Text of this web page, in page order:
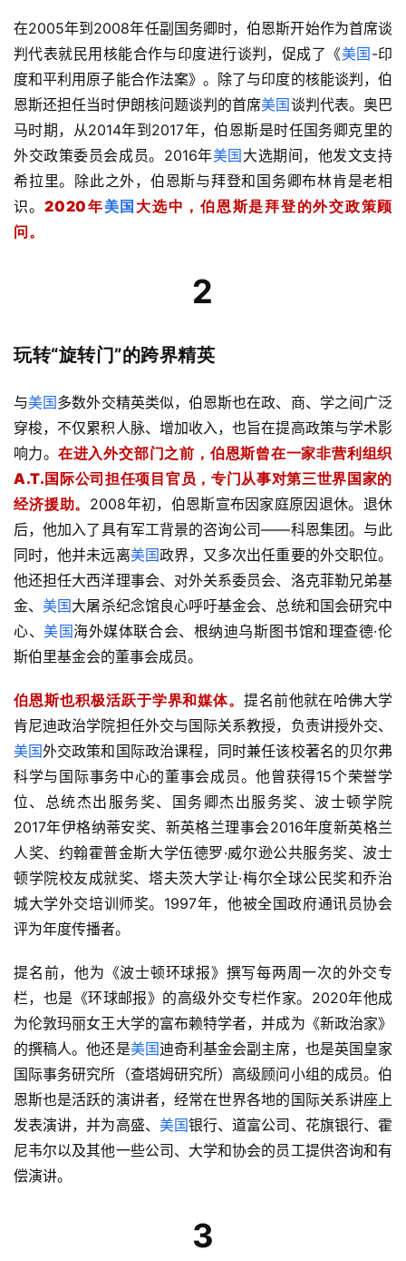
在2005年到2008年任副国务卿时，伯恩斯开始作为首席谈
判代表就民用核能合作与印度进行谈判，促成了《美国 -印
度和平利用原子能合作法案》。除了与印度的核能谈判，伯
恩斯还担任当时伊朗核问题谈判的首席美国谈判代表。奥巴
马时期，从2014年到2017年，伯恩斯是时任国务卿克里的
外交政策委员会成员。2016年美国 大选期间，他发文支持
希拉里。除此之外，伯恩斯与拜登和国务卿布林肯是老相
识。2020年美国 大选中，伯恩斯是拜登的外交政策顾
问。
2
玩转“旋转门”的跨界精英
与美国多数外交精英类似，伯恩斯也在政、商、学之间广泛
穿梭，不仅累积人脉、增加收入，也旨在提高政策与学术影
响力。 在进入外交部门之前，伯恩斯曾在一家非营利组织
A.T.国际公司担任项目官员，专门从事对第三世界国家的
经济援助。 2008年初，伯恩斯宣布因家庭原因退休。退休
后，他加入了具有军工背景的咨询公司——科恩集团。与此
同时，他并未远离美国政界，又多次出任重要的外交职位。
他还担任大西洋理事会、对外关系委员会、洛克菲勒兄弟基
金、美国大屠杀纪念馆良心呼吁基金会、总统和国会研究中
心、美国海外媒体联合会、根纳迪乌斯图书馆和理查德·伦
斯伯里基金会的董事会成员。
伯恩斯也积极活跃于学界和媒体。提名前他就在哈佛大学
肯尼迪政治学院担任外交与国际关系教授，负责讲授外交、
美国外交政策和国际政治课程，同时兼任该校著名的贝尔弗
科学与国际事务中心的董事会成员。他曾获得15个荣誉学
位、总统杰出服务奖、国务卿杰出服务奖、波士顿学院
2017年伊格纳蒂安奖、新英格兰理事会2016年度新英格兰
人奖、约翰霍普金斯大学伍德罗·威尔逊公共服务奖、波士
顿学院校友成就奖、塔夫茨大学让·梅尔全球公民奖和乔治
城大学外交培训师奖。1997年，他被全国政府通讯员协会
评为年度传播者。
提名前，他为《波士顿环球报》撰写每两周一次的外交专
栏，也是《环球邮报》的高级外交专栏作家。2020年他成
为伦敦玛丽女王大学的富布赖特学者，并成为《新政治家》
的撰稿人。他还是美国迪奇利基金会副主席，也是英国皇家
国际事务研究所（查塔姆研究所）高级顾问小组的成员。伯
恩斯也是活跃的演讲者，经常在世界各地的国际关系讲座上
发表演讲，并为高盛、 美国银行、道富公司、花旗银行、霍
尼韦尔以及其他一些公司、大学和协会的员工提供咨询和有
偿演讲。
3